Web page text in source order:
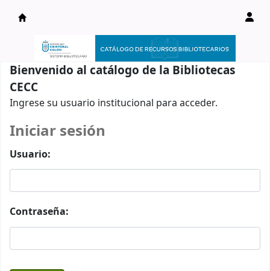
Catálogo en línea
Bienvenido al catálogo de la Bibliotecas
CECC
Ingrese su usuario institucional para acceder.
Iniciar sesión
Usuario:
Contraseña: